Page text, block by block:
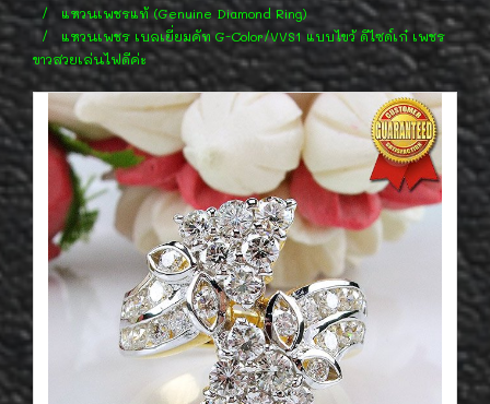
แหวนเพชรแท้ (Genuine Diamond Ring)
แหวนเพชร เบลเยี่ยมคัท G-Color/VVS1 แบบไขว้ ดีไซด์เก๋ เพชร
ขาวสวยเล่นไฟดีค่ะ